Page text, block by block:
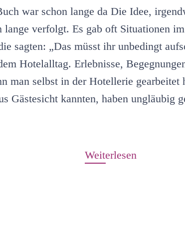
war schon lange da Die Idee,
lange verfolgt. Es gab oft Situationen
sagten: „Das müsst ihr unbedingt
Hotelalltag. Erlebnisse,
man selbst in der Hotellerie gearbeitet
Gästesicht kannten, haben ungläubig
Weiterlesen